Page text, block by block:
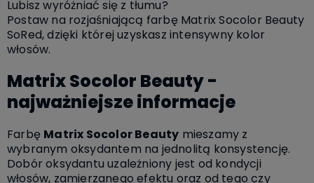
Lubisz wyróżniać się z tłumu?
Postaw na rozjaśniającą farbę Matrix Socolor Beauty
SoRed, dzięki której uzyskasz intensywny kolor
włosów.
Matrix Socolor Beauty -
najważniejsze informacje
Farbę Matrix Socolor Beauty mieszamy z
wybranym oksydantem na jednolitą konsystencję.
Dobór oksydantu uzależniony jest od kondycji
włosów, zamierzanego efektu oraz od tego czy